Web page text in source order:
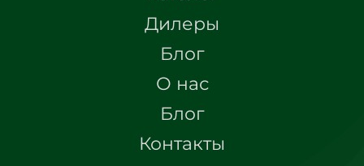
Дилеры
Блог
О нас
Блог
Контакты